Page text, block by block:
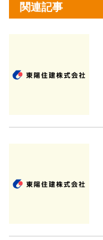
関連記事